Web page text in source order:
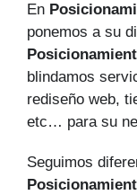
En
ponemos a su
blindamos
rediseño web,
etc… para su
Seguimos